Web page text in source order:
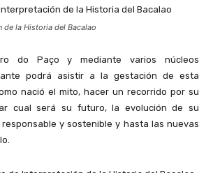
de la Historia del Bacalao
do Paço y mediante varios núcleos
podrá asistir a la gestación de esta
nació el mito, hacer un recorrido por su
cual será su futuro, la evolución de su
y sostenible y hasta las nuevas